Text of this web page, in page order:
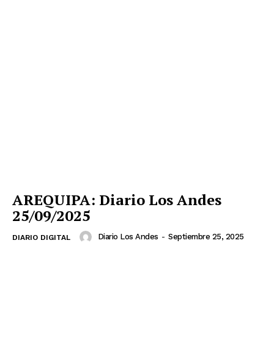
AREQUIPA: Diario Los Andes
25/09/2025
DIARIO DIGITAL Diario Los Andes - Septiembre 25, 2025